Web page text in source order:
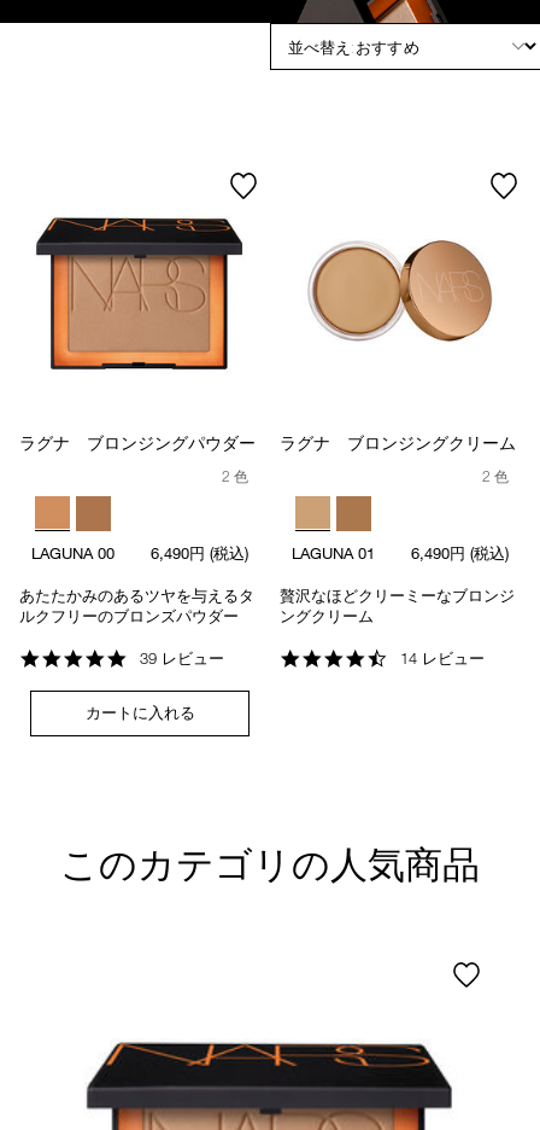
submit
this
entered.
ラグナ ブロンジングパウダー
2 色
LAGUNA 00 6,490円 (税込)
あたたかみのあるツヤを与えるタ
ルクフリーのブロンズパウダー
4.8
rating
39 レビュー
カートに入れる
ラグナ ブロンジングクリーム
2 色
LAGUNA 01 6,490円 (税込)
贅沢なほどクリーミーなブロンジ
ングクリーム
4.4
14 レビュー
このカテゴリの人気商品